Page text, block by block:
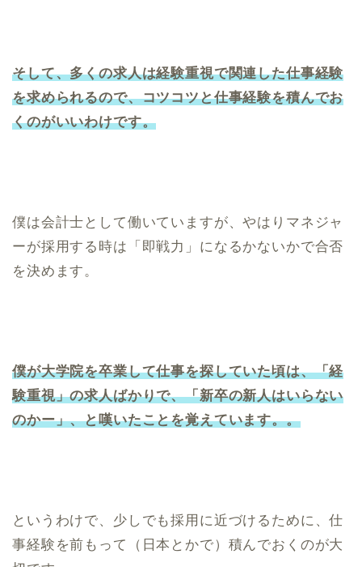
そして、多くの求人は経験重視で関連した仕事経験
を求められるので、コツコツと仕事経験を積んでお
くのがいいわけです。
僕は会計士として働いていますが、やはりマネジャ
ーが採用する時は「即戦力」になるかないかで合否
を決めます。
僕が大学院を卒業して仕事を探していた頃は、「経
験重視」の求人ばかりで、「新卒の新人はいらない
のかー」、と嘆いたことを覚えています。。
というわけで、少しでも採用に近づけるために、仕
事経験を前もって（日本とかで）積んでおくのが大